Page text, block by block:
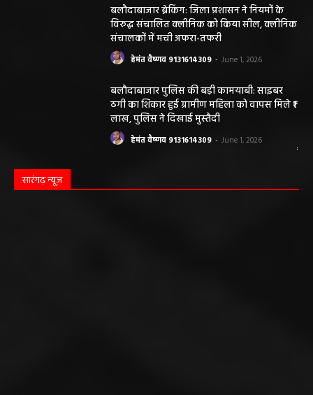
बलौदाबाजार ब्रेकिंग: जिला प्रशासन ने नियमों के
विरुद्ध संचालित क्लीनिक को किया सील, क्लीनिक
संचालकों में मची अफरा-तफरी
हेमंत वैष्णव 9131614309 - June 1, 2026
बलौदाबाजार पुलिस की बड़ी कामयाबी: साइबर
ठगी का शिकार हुई ग्रामीण महिला को वापस मिले ₹1
लाख, पुलिस ने दिखाई मुस्तैदी
हेमंत वैष्णव 9131614309 - June 1, 2026
सारंगढ़ न्यूज़